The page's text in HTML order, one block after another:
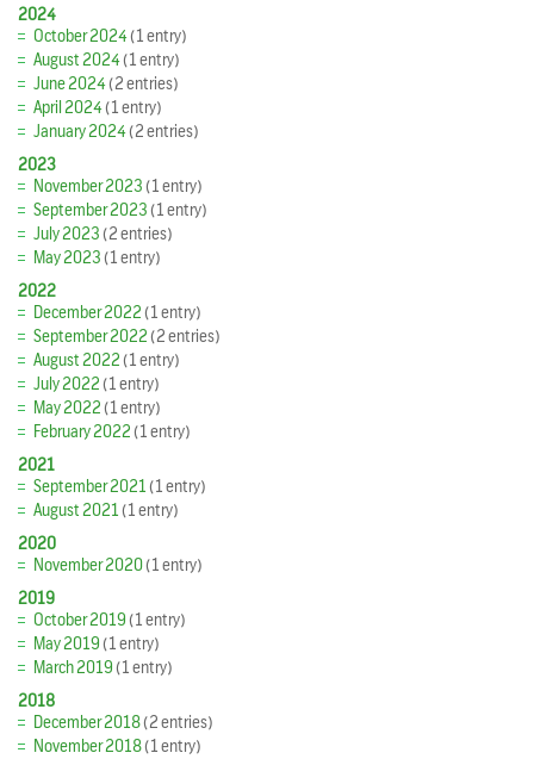
2024
October 2024(1 entry)
August 2024(1 entry)
June 2024(2 entries)
April 2024(1 entry)
January 2024(2 entries)
2023
November 2023(1 entry)
September 2023(1 entry)
July 2023(2 entries)
May 2023(1 entry)
2022
December 2022(1 entry)
September 2022(2 entries)
August 2022(1 entry)
July 2022(1 entry)
May 2022(1 entry)
February 2022(1 entry)
2021
September 2021(1 entry)
August 2021(1 entry)
2020
November 2020(1 entry)
2019
October 2019(1 entry)
May 2019(1 entry)
March 2019(1 entry)
2018
December 2018(2 entries)
November 2018(1 entry)